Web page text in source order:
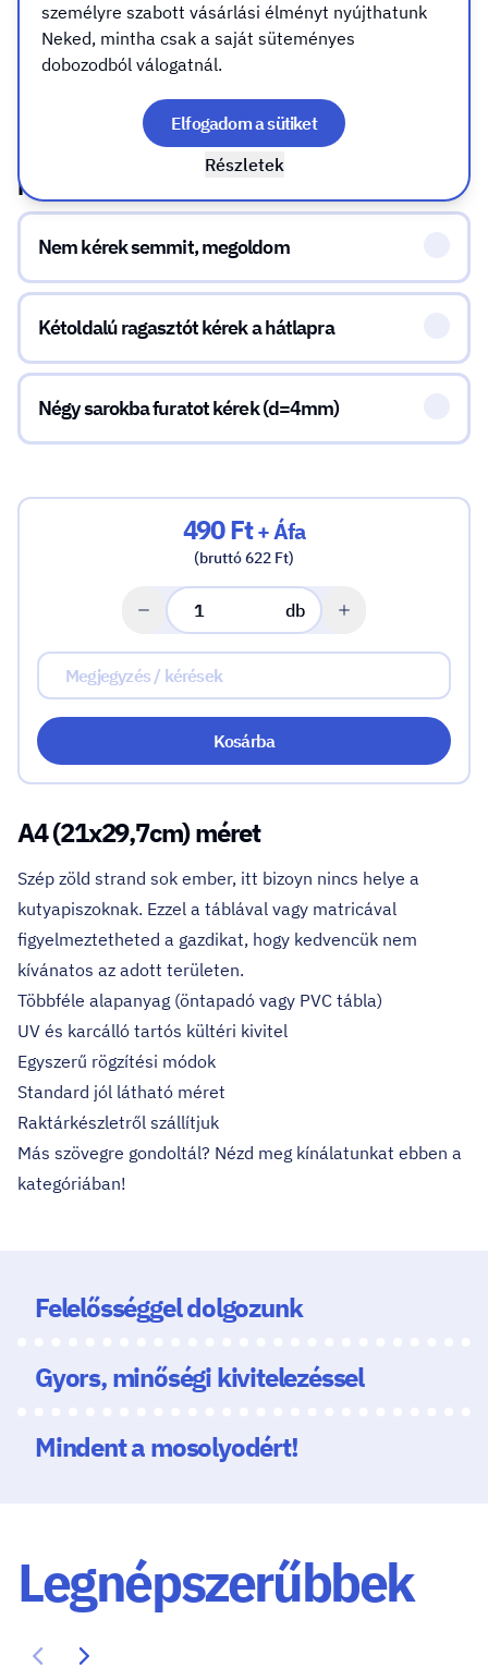
Öntapadó matrica
PVC tábla 4mm (+/- 1mm)
Rögzítés (csak táblához válassz)
Nem kérek semmit, megoldom
Kétoldalú ragasztót kérek a hátlapra
Négy sarokba furatot kérek (d=4mm)
490 Ft+ Áfa
(bruttó 622 Ft)
db
Kosárba
A4 (21x29,7cm) méret
Szép zöld strand sok ember, itt bizoyn nincs helye a
kutyapiszoknak. Ezzel a táblával vagy matricával
figyelmeztetheted a gazdikat, hogy kedvencük nem
kívánatos az adott területen.
Többféle alapanyag (öntapadó vagy PVC tábla)
UV és karcálló tartós kültéri kivitel
Egyszerű rögzítési módok
Standard jól látható méret
Raktárkészletről szállítjuk
Más szövegre gondoltál? Nézd meg kínálatunkat ebben a
kategóriában!
Felelősséggel dolgozunk
Gyors, minőségi kivitelezéssel
Mindent a mosolyodért!
Legnépszerűbbek
személyre szabott vásárlási élményt nyújthatunk
Neked, mintha csak a saját süteményes
dobozodból válogatnál.
Részletek
Elfogadom a sütiket